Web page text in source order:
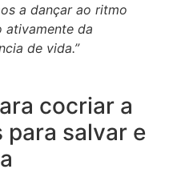
a dançar ao ritmo
ativamente da
de vida.”
cocriar a
para salvar e